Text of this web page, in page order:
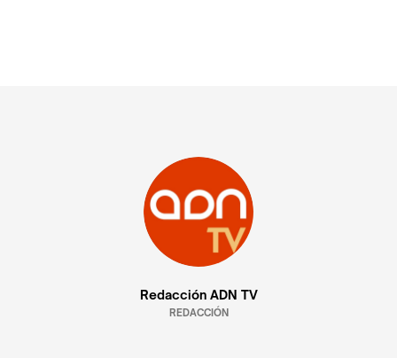
Redacción ADN TV
REDACCIÓN